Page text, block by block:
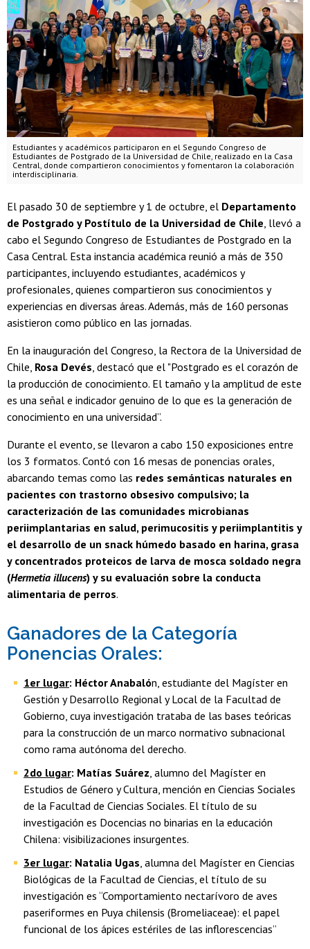
Estudiantes y académicos participaron en el Segundo Congreso de
Estudiantes de Postgrado de la Universidad de Chile, realizado en la Casa
Central, donde compartieron conocimientos y fomentaron la colaboración
interdisciplinaria.
El pasado 30 de septiembre y 1 de octubre, el Departamento
de Postgrado y Postítulo de la Universidad de Chile, llevó a
cabo el Segundo Congreso de Estudiantes de Postgrado en la
Casa Central. Esta instancia académica reunió a más de 350
participantes, incluyendo estudiantes, académicos y
profesionales, quienes compartieron sus conocimientos y
experiencias en diversas áreas. Además, más de 160 personas
asistieron como público en las jornadas.
En la inauguración del Congreso, la Rectora de la Universidad de
Chile, Rosa Devés, destacó que el "Postgrado es el corazón de
la producción de conocimiento. El tamaño y la amplitud de este
es una señal e indicador genuino de lo que es la generación de
conocimiento en una universidad”.
Durante el evento, se llevaron a cabo 150 exposiciones entre
los 3 formatos. Contó con 16 mesas de ponencias orales,
abarcando temas como las redes semánticas naturales en
pacientes con trastorno obsesivo compulsivo; la
caracterización de las comunidades microbianas
periimplantarias en salud, perimucositis y periimplantitis y
el desarrollo de un snack húmedo basado en harina, grasa
y concentrados proteicos de larva de mosca soldado negra
(Hermetia illucens) y su evaluación sobre la conducta
alimentaria de perros.
Ganadores de la Categoría
Ponencias Orales:
1er lugar: Héctor Anabalón, estudiante del Magíster en
Gestión y Desarrollo Regional y Local de la Facultad de
Gobierno, cuya investigación trataba de las bases teóricas
para la construcción de un marco normativo subnacional
como rama autónoma del derecho.
2do lugar: Matías Suárez, alumno del Magíster en
Estudios de Género y Cultura, mención en Ciencias Sociales
de la Facultad de Ciencias Sociales. El título de su
investigación es Docencias no binarias en la educación
Chilena: visibilizaciones insurgentes.
3er lugar: Natalia Ugas, alumna del Magíster en Ciencias
Biológicas de la Facultad de Ciencias, el título de su
investigación es “Comportamiento nectarívoro de aves
paseriformes en Puya chilensis (Bromeliaceae): el papel
funcional de los ápices estériles de las inflorescencias”